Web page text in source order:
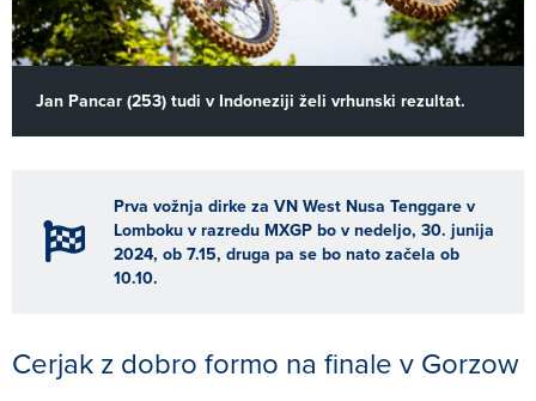
Jan Pancar (253) tudi v Indoneziji želi vrhunski rezultat.
Prva vožnja dirke za VN West Nusa Tenggare v
Lomboku v razredu MXGP bo v nedeljo, 30. junija
2024, ob 7.15, druga pa se bo nato začela ob
10.10.
Cerjak z dobro formo na finale v Gorzow